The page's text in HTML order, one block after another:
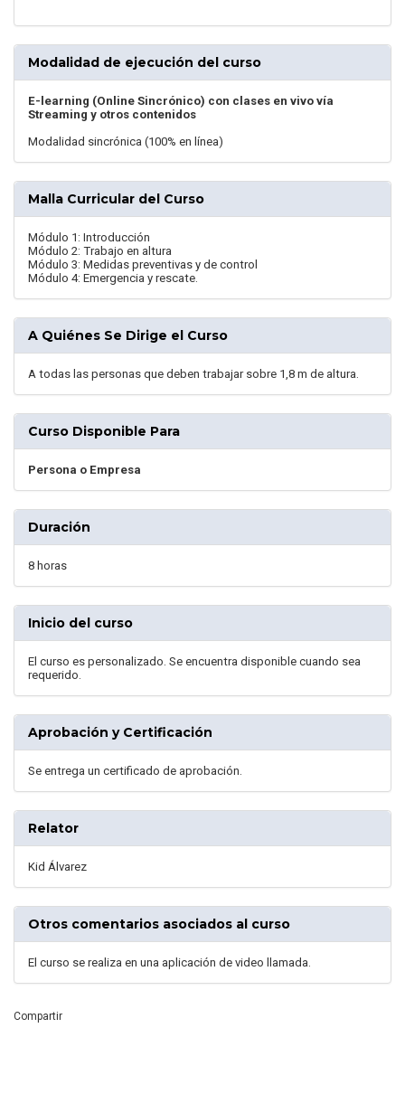
Modalidad de ejecución del curso
E-learning (Online Sincrónico) con clases en vivo vía
Streaming y otros contenidos
Modalidad sincrónica (100% en línea)
Malla Curricular del Curso
Módulo 1: Introducción
Módulo 2: Trabajo en altura
Módulo 3: Medidas preventivas y de control
Módulo 4: Emergencia y rescate.
A Quiénes Se Dirige el Curso
A todas las personas que deben trabajar sobre 1,8 m de altura.
Curso Disponible Para
Persona o Empresa
Duración
8 horas
Inicio del curso
El curso es personalizado. Se encuentra disponible cuando sea
requerido.
Aprobación y Certificación
Se entrega un certificado de aprobación.
Relator
Kid Álvarez
Otros comentarios asociados al curso
El curso se realiza en una aplicación de video llamada.
Compartir